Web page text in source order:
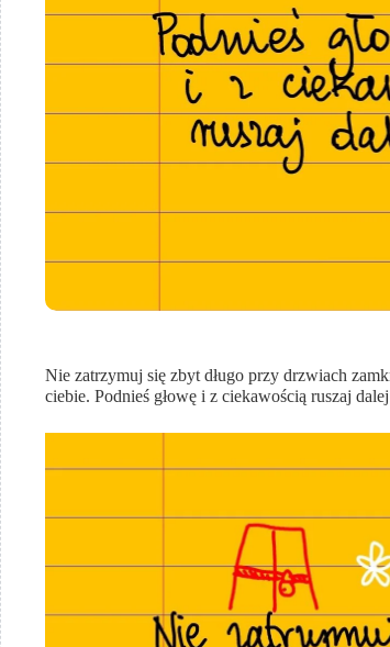
Nie zatrzymuj się zbyt długo przy drzwiach
ciebie. Podnieś głowę i z ciekawością ruszaj